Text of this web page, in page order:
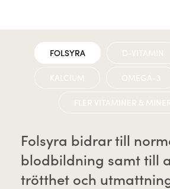
FOLSYRA D-VITAMIN
KALCIUM OMEGA-3
FLER VITAMINER &
Folsyra bidrar till
blodbildning samt till
trötthet och